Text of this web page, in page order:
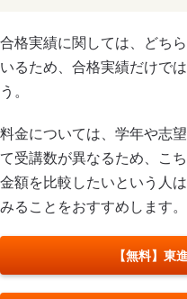
合格実績に関しては、どち
いるため、合格実績だけで
う。
料金については、学年や志
て受講数が異なるため、こ
金額を比較したいという人
みることをおすすめします。
【無料】東